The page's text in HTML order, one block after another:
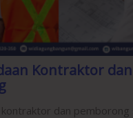
Kontraktor dan
dan pemborong